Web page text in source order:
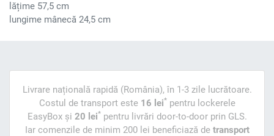
lățime 57,5 cm
lungime mânecă 24,5 cm
Livrare națională rapidă (România), în 1-3 zile lucrătoare.
Costul de transport este 16 lei* pentru lockerele
EasyBox și 20 lei* pentru livrări door-to-door prin GLS.
Iar comenzile de minim 200 lei beneficiază de transport